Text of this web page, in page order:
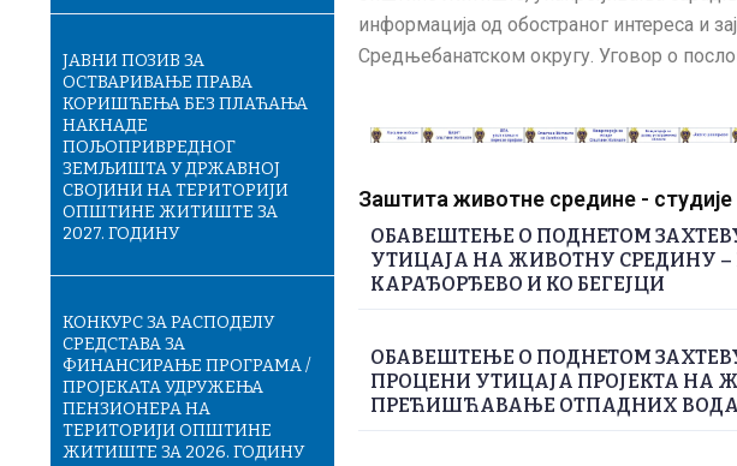
ЈАВНИ ПОЗИВ ЗА
ОСТВАРИВАЊЕ ПРАВА
КОРИШЋЕЊА БЕЗ ПЛАЋАЊА
НАКНАДЕ
ПОЉОПРИВРЕДНОГ
ЗЕМЉИШТА У ДРЖАВНОЈ
СВОЈИНИ НА ТЕРИТОРИЈИ
ОПШТИНЕ ЖИТИШТЕ ЗА
2027. ГОДИНУ
КОНКУРС ЗА РАСПОДЕЛУ
СРЕДСТАВА ЗА
ФИНАНСИРАЊЕ ПРОГРАМА /
ПРОЈЕКАТА УДРУЖЕЊА
ПЕНЗИОНЕРА НА
ТЕРИТОРИЈИ ОПШТИНЕ
ЖИТИШТЕ ЗА 2026. ГОДИНУ
информација од обостраног интереса и
Средњебанатском округу. Уговор о
Заштита животне средине -
ОБАВЕШТЕЊЕ О ПОДНЕТОМ
УТИЦАЈА НА ЖИВОТНУ СРЕДИНУ –
КАРАЂОРЂЕВО И КО БЕГЕЈЦИ
ОБАВЕШТЕЊЕ О ПОДНЕТОМ
ПРОЦЕНИ УТИЦАЈА ПРОЈЕКТА НА
ПРЕЋИШЋАВАЊЕ ОТПАДНИХ